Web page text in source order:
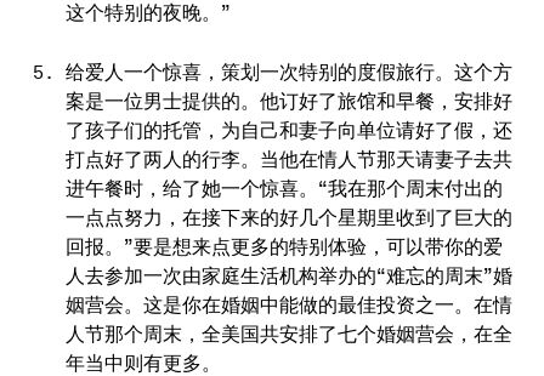
这个特别的夜晚。”
给爱人一个惊喜，策划一次特别的度假旅行。这个方
案是一位男士提供的。他订好了旅馆和早餐，安排好
了孩子们的托管，为自己和妻子向单位请好了假，还
打点好了两人的行李。当他在情人节那天请妻子去共
进午餐时，给了她一个惊喜。“我在那个周末付出的
一点点努力，在接下来的好几个星期里收到了巨大的
回报。”要是想来点更多的特别体验，可以带你的爱
人去参加一次由家庭生活机构举办的“难忘的周末”婚
姻营会。这是你在婚姻中能做的最佳投资之一。在情
人节那个周末，全美国共安排了七个婚姻营会，在全
年当中则有更多。